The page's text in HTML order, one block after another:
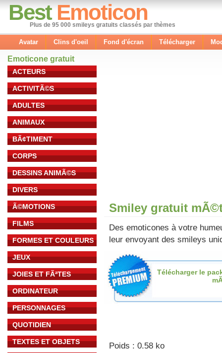
Best Emoticon
Plus de 95 000 smileys gratuits classés par thèmes
Avatar Clins d'oeil Fond d'écran Télécharger
Emoticone gratuit
ACTEURS
ACTIVITÃ©S
ADULTES
ANIMAUX
BÃ¢TIMENT
CORPS
DESSINS ANIMÃ©S
DIVERS
Ã©MOTIONS
FILMS
FORMES ET COULEURS
JEUX
JOIES ET FÃªTES
ORDINATEUR
PERSONNAGES
QUOTIDIEN
TEXTES ET OBJETS
Smiley gratuit
Des emoticones à votre
leur envoyant des smileys
Télécharger le
Poids : 0.58 ko